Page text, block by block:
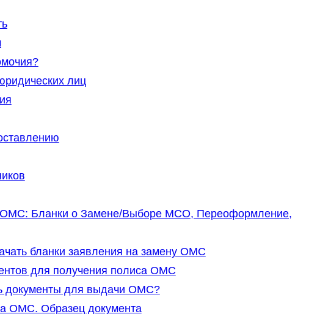
лиц
Бланки о Замене/Выборе МСО, Переоформление,
бланки заявления на замену ОМС
для получения полиса ОМС
для выдачи ОМС?
ОМС. Образец документа